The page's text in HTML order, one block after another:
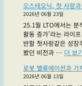
오스테오닉, 첫 사랑
2026년 06월 23일
25.1월 LTO에서는 분
활동 증가’라는 라이
반할 첫사랑같은 성
봤던 비전과 … 더 보
로봇 밸류에이션과 가
2026년 06월 13일